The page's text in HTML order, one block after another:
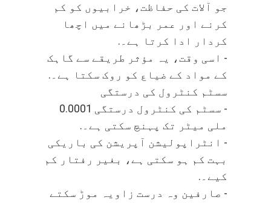
جو آلات کی حفاظت، خرابیوں کو کم
کرنے اور عمر بڑھانے میں اچھا
کردار ادا کرتا ہے۔.
- اسی وقت، یہ مؤثر طریقے سے گاہک
کے مواد کے ضیاع کو روک سکتا ہے۔.
سسٹم کنٹرول کی درستگی
- سسٹم کی کنٹرول درستگی 0.0001
ملی میٹر تک پہنچ سکتی ہے۔.
- انٹراپولیشن آپریشن کی باریکی
بہت کم ہو سکتی ہے، بغیر رفتار کم
کیے۔.
- صارفین وہ درست زاویہ موڑ سکتے